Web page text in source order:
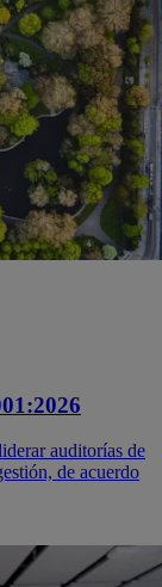
auditorías de
de acuerdo